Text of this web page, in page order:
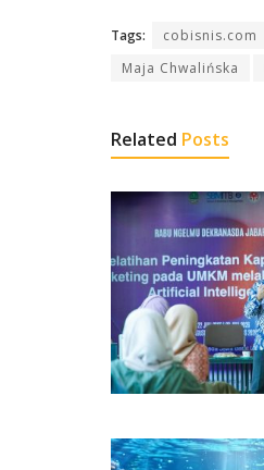
Tags: cobisnis.com
Maja Chwalińska
Related Posts